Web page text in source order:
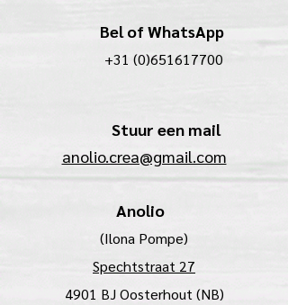
Bel of WhatsApp
+31 (0)651617700
Stuur een mail
anolio.crea@gmail.com
Anolio
(Ilona Pompe)
Spechtstraat 27
4901 BJ Oosterhout (NB)